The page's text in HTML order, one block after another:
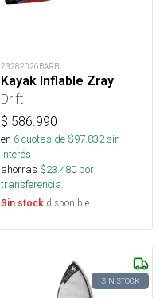
23282026BARB
Kayak Inflable Zray
Drift
$ 586.990
en 6cuotas de $97.832sin
interés
ahorras $23.480 por
transferencia.
Sin stock disponible
SIN STOCK